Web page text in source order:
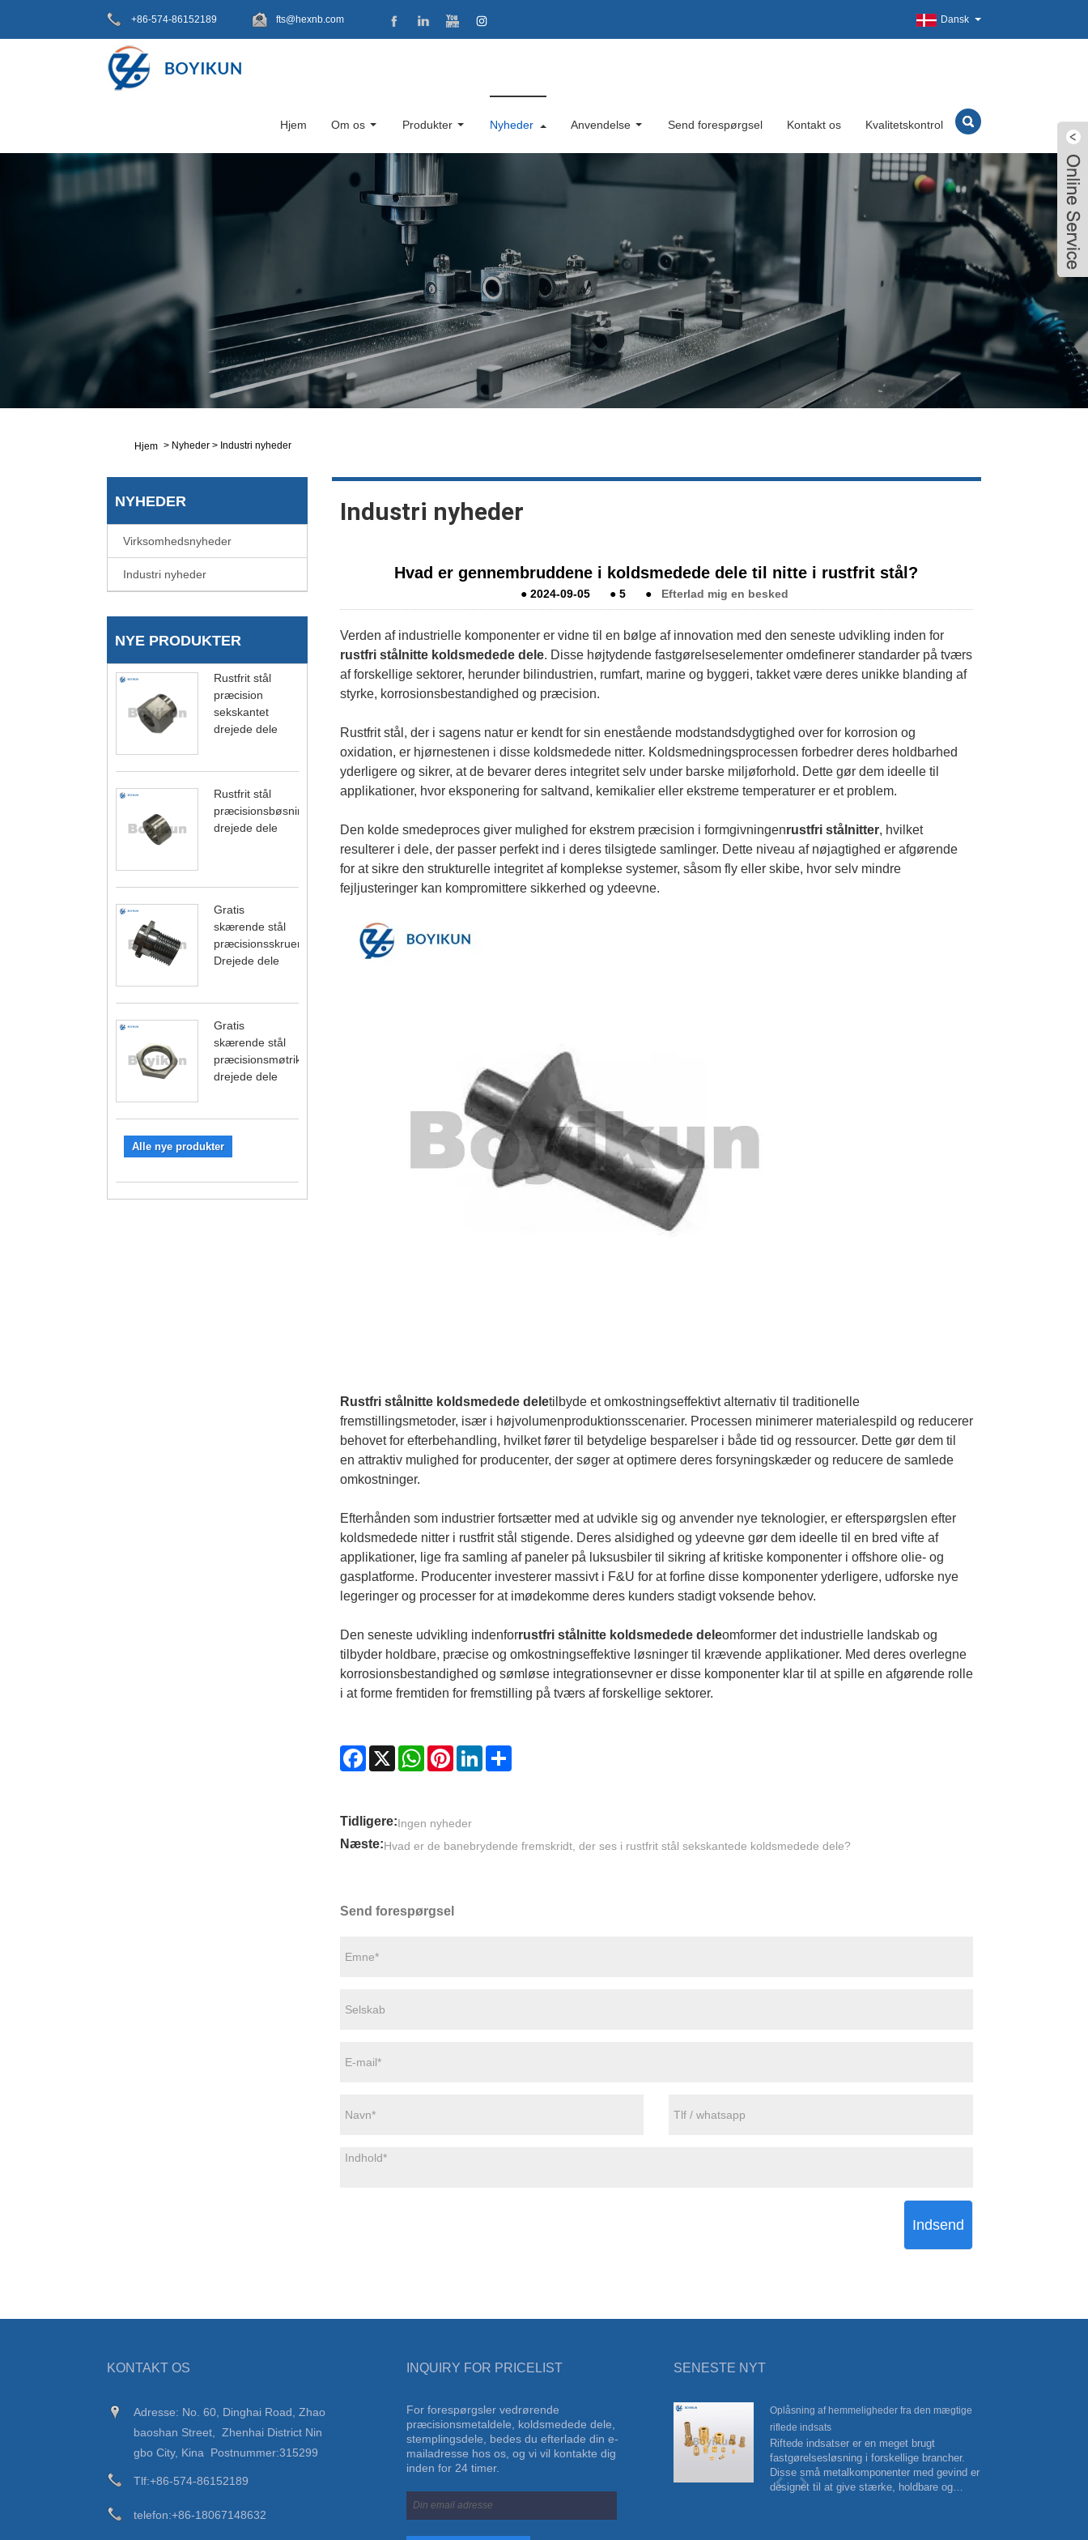
+86-574-86152189 fts@hexnb.com Dansk
Hjem Om os Produkter Nyheder Anvendelse Send forespørgsel Kontakt os Kvalitetskontrol
Hjem > Nyheder > Industri nyheder
NYHEDER
Virksomhedsnyheder
Industri nyheder
NYE PRODUKTER
Rustfrit stål
præcision
sekskantet
drejede dele
Rustfrit stål
præcisionsbøsning
drejede dele
Gratis
skærende stål
præcisionsskruer
Drejede dele
Gratis
skærende stål
præcisionsmøtrik
drejede dele
Alle nye produkter
Industri nyheder
Hvad er gennembruddene i koldsmedede dele til nitte i rustfrit stål?
●2024-09-05 ●5 ● Efterlad mig en besked
Verden af ​​industrielle komponenter er vidne til en bølge af innovation med den seneste udvikling inden for
rustfri stålnitte koldsmedede dele. Disse højtydende fastgørelseselementer omdefinerer standarder på tværs
af forskellige sektorer, herunder bilindustrien, rumfart, marine og byggeri, takket være deres unikke blanding af
styrke, korrosionsbestandighed og præcision.
Rustfrit stål, der i sagens natur er kendt for sin enestående modstandsdygtighed over for korrosion og
oxidation, er hjørnestenen i disse koldsmedede nitter. Koldsmedningsprocessen forbedrer deres holdbarhed
yderligere og sikrer, at de bevarer deres integritet selv under barske miljøforhold. Dette gør dem ideelle til
applikationer, hvor eksponering for saltvand, kemikalier eller ekstreme temperaturer er et problem.
Den kolde smedeproces giver mulighed for ekstrem præcision i formgivningenrustfri stålnitter, hvilket
resulterer i dele, der passer perfekt ind i deres tilsigtede samlinger. Dette niveau af nøjagtighed er afgørende
for at sikre den strukturelle integritet af komplekse systemer, såsom fly eller skibe, hvor selv mindre
fejljusteringer kan kompromittere sikkerhed og ydeevne.
Rustfri stålnitte koldsmedede deletilbyde et omkostningseffektivt alternativ til traditionelle
fremstillingsmetoder, især i højvolumenproduktionsscenarier. Processen minimerer materialespild og reducerer
behovet for efterbehandling, hvilket fører til betydelige besparelser i både tid og ressourcer. Dette gør dem til
en attraktiv mulighed for producenter, der søger at optimere deres forsyningskæder og reducere de samlede
omkostninger.
Efterhånden som industrier fortsætter med at udvikle sig og anvender nye teknologier, er efterspørgslen efter
koldsmedede nitter i rustfrit stål stigende. Deres alsidighed og ydeevne gør dem ideelle til en bred vifte af
applikationer, lige fra samling af paneler på luksusbiler til sikring af kritiske komponenter i offshore olie- og
gasplatforme. Producenter investerer massivt i F&U for at forfine disse komponenter yderligere, udforske nye
legeringer og processer for at imødekomme deres kunders stadigt voksende behov.
Den seneste udvikling indenforrustfri stålnitte koldsmedede deleomformer det industrielle landskab og
tilbyder holdbare, præcise og omkostningseffektive løsninger til krævende applikationer. Med deres overlegne
korrosionsbestandighed og sømløse integrationsevner er disse komponenter klar til at spille en afgørende rolle
i at forme fremtiden for fremstilling på tværs af forskellige sektorer.
Facebook
X WhatsAppPinterestLinkedInShare
Tidligere:Ingen nyheder
Næste:Hvad er de banebrydende fremskridt, der ses i rustfrit stål sekskantede koldsmedede dele?
Send forespørgsel
Indsend
KONTAKT OS
Adresse: No. 60, Dinghai Road, Zhao
baoshan Street, Zhenhai District Nin
gbo City, Kina Postnummer:315299
Tlf:+86-574-86152189
telefon:+86-18067148632
INQUIRY FOR PRICELIST
For forespørgsler vedrørende
præcisionsmetaldele, koldsmedede dele,
stemplingsdele, bedes du efterlade din e-
mailadresse hos os, og vi vil kontakte dig
inden for 24 timer.
SENESTE NYT
German Hardware Cologne International
Exhibition i 2024
​Vi deltog i Germany Hardware Cologne
International Exhibition, som yderligere
demonstrerede vores virksomheds styrke.
Oplåsning af hemmeligheder fra den mægtige
riflede indsats
Riftede indsatser er en meget brugt
fastgørelsesløsning i forskellige brancher.
Disse små metalkomponenter med gevind er
designet til at give stærke, holdbare og